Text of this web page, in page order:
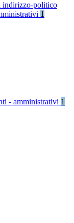
indirizzo-politico
1
- amministrativi 1